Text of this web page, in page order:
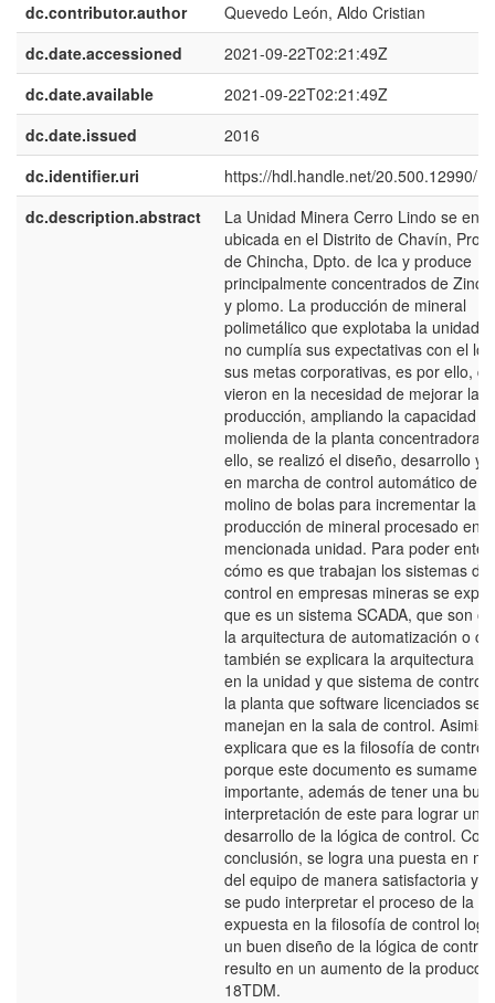
dc.contributor.author
Quevedo León, Aldo Cristian
dc.date.accessioned
2021-09-22T02:21:49Z
dc.date.available
2021-09-22T02:21:49Z
dc.date.issued
2016
dc.identifier.uri
https://hdl.handle.net/20.500.12990/
dc.description.abstract
La Unidad Minera Cerro Lindo se
ubicada en el Distrito de Chavín,
de Chincha, Dpto. de Ica y produce
principalmente concentrados de Zinc,
y plomo. La producción de mineral
polimetálico que explotaba la unidad
no cumplía sus expectativas con el
sus metas corporativas, es por ello,
vieron en la necesidad de mejorar la
producción, ampliando la capacidad
molienda de la planta concentradora.
ello, se realizó el diseño, desarrollo y
en marcha de control automático de
molino de bolas para incrementar la
producción de mineral procesado en
mencionada unidad. Para poder
cómo es que trabajan los sistemas de
control en empresas mineras se
que es un sistema SCADA, que son o
la arquitectura de automatización o
también se explicara la arquitectura
en la unidad y que sistema de control
la planta que software licenciados se
manejan en la sala de control.
explicara que es la filosofía de control
porque este documento es
importante, además de tener una
interpretación de este para lograr un
desarrollo de la lógica de control.
conclusión, se logra una puesta en
del equipo de manera satisfactoria ya
se pudo interpretar el proceso de la
expuesta en la filosofía de control
un buen diseño de la lógica de
resulto en un aumento de la
18TDM.